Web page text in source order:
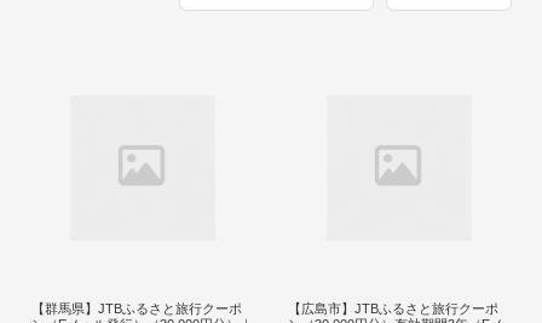
【群馬県】JTBふるさと旅行クーポ
【広島市】JTBふるさと旅行クーポ